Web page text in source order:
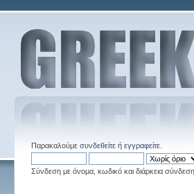
Παρακαλούμε συνδεθείτεή εγγραφείτε.
Σύνδεση με όνομα, κωδικό και διάρκεια